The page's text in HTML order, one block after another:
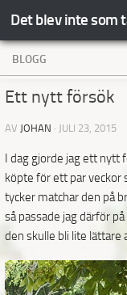
Hoppa till innehåll
Det blev inte som
BLOGG
Ett nytt försök
AV JOHAN · JULI 23, 2015
I dag gjorde jag ett nytt
köpte för ett par veckor
tycker matchar den på
så passade jag därför
den skulle bli lite lättare